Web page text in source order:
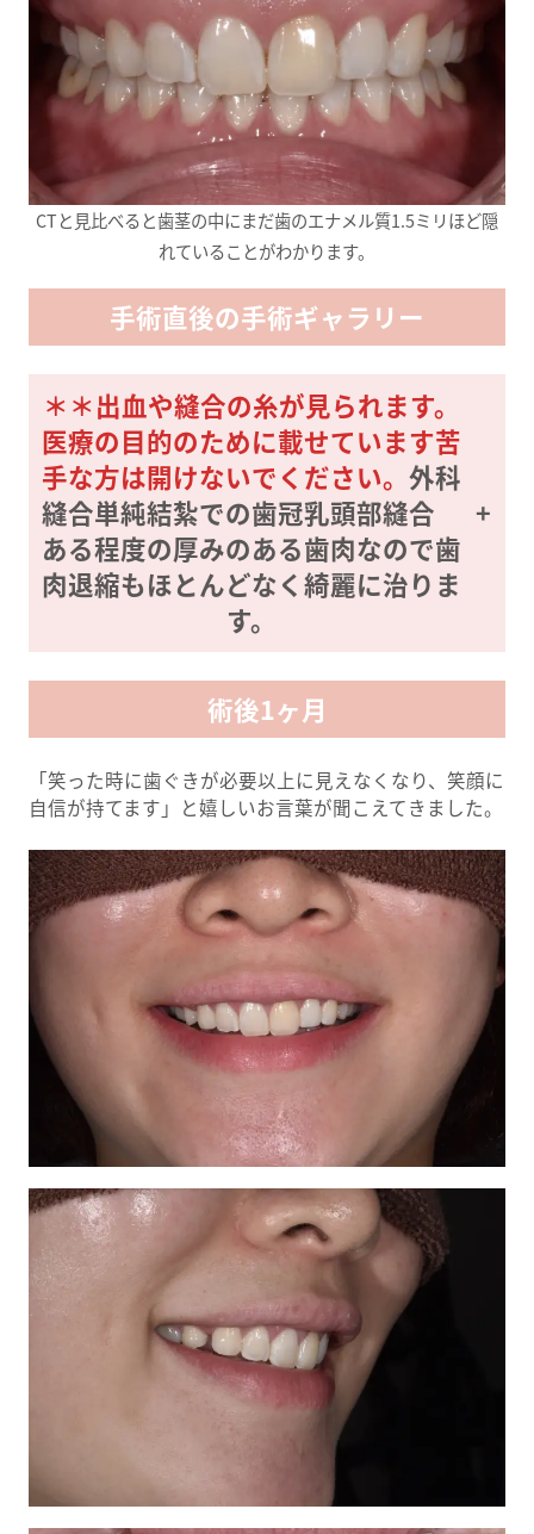
CTと見比べると歯茎の中にまだ歯のエナメル質1.5ミリほど隠
れていることがわかります。
手術直後の手術ギャラリー
＊＊出血や縫合の糸が見られます。
医療の目的のために載せています苦
手な方は開けないでください。外科
縫合単純結紮での歯冠乳頭部縫合
ある程度の厚みのある歯肉なので歯
肉退縮もほとんどなく綺麗に治りま
す。
+
術後1ヶ月
「笑った時に歯ぐきが必要以上に見えなくなり、笑顔に
自信が持てます」と嬉しいお言葉が聞こえてきました。